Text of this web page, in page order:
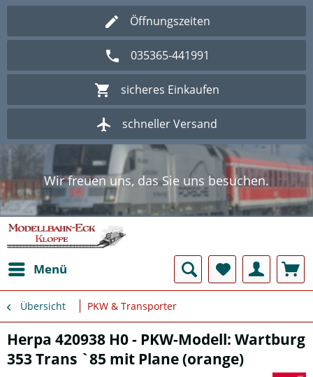
Öffnungszeiten
035365-441991
sicheres Einkaufen
schneller Versand
Wir freuen uns, das Sie uns besuchen.
Herzlich Willkommen im Onlineshop
Modellbahn - Eck Kloppe.
Wir freuen uns, das Sie uns besuchen.
Herzlich Willkommen im Onlineshop
Modellbahn - Eck Kloppe.
Menü
Übersicht PKW & Transporter
Herpa 420938 H0 - PKW-Modell: Wartburg
353 Trans `85 mit Plane (orange)